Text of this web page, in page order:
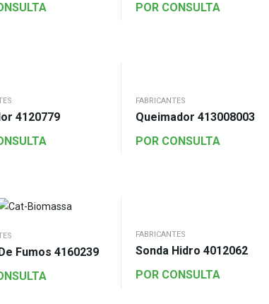
POR CONSULTA
4120779
FABRICANTES
Queimador 413008003
POR CONSULTA
Fumos 4160239
FABRICANTES
Sonda Hidro 4012062
POR CONSULTA